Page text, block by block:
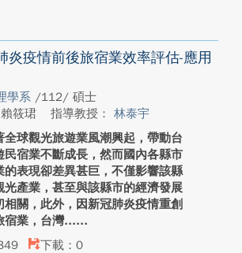
炎疫情前後旅宿業效率評估-應用
學系 /112/ 碩士
筱珺
指導教授： 林泰宇
全球觀光旅遊業風潮興起，帶動台
民宿業不斷成長，然而國內各縣市
的表現卻差異甚巨，不僅影響該縣
光產業，甚至與該縣市的經濟發展
相關，此外，因新冠肺炎疫情重創
宿業，台灣...
下載：0